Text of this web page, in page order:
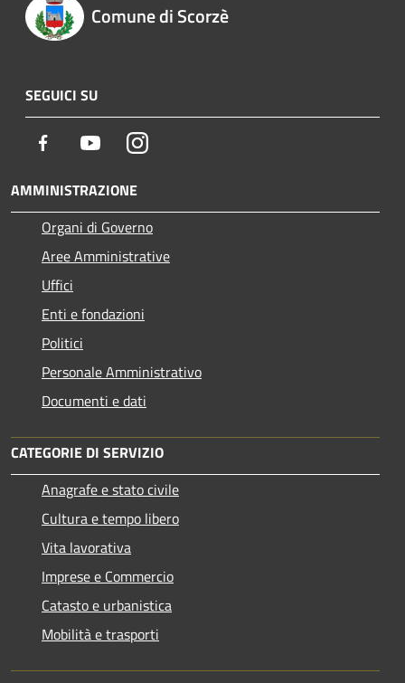
Comune di Scorzè
SEGUICI SU
Facebook YoutubeInstagram
AMMINISTRAZIONE
Organi di Governo
Aree Amministrative
Uffici
Enti e fondazioni
Politici
Personale Amministrativo
Documenti e dati
CATEGORIE DI SERVIZIO
Anagrafe e stato civile
Cultura e tempo libero
Vita lavorativa
Imprese e Commercio
Catasto e urbanistica
Mobilità e trasporti